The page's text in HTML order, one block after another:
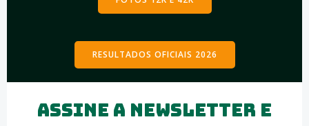
RESULTADOS OFICIAIS 2026
Assine a NEWSLETTER e